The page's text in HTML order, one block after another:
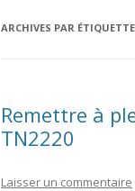
ARCHIVES PAR
Remettre à
TN2220
Laisser un commentaire